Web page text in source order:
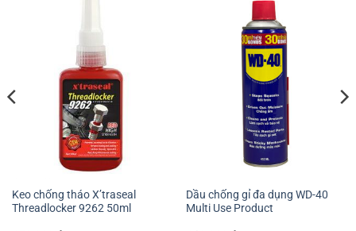
Keo chống tháo X’traseal
Threadlocker 9262 50ml
Dầu chống gỉ đa dụng WD-40
Multi Use Product